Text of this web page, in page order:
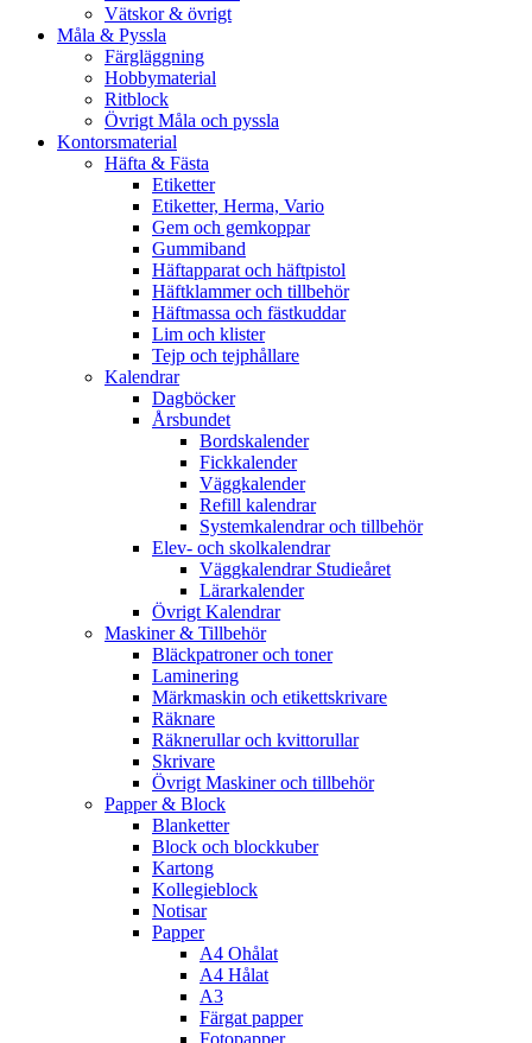
Vätskor & övrigt
Måla & Pyssla
Färgläggning
Hobbymaterial
Ritblock
Övrigt Måla och pyssla
Kontorsmaterial
Häfta & Fästa
Etiketter
Etiketter, Herma, Vario
Gem och gemkoppar
Gummiband
Häftapparat och häftpistol
Häftklammer och tillbehör
Häftmassa och fästkuddar
Lim och klister
Tejp och tejphållare
Kalendrar
Dagböcker
Årsbundet
Bordskalender
Fickkalender
Väggkalender
Refill kalendrar
Systemkalendrar och tillbehör
Elev- och skolkalendrar
Väggkalendrar Studieåret
Lärarkalender
Övrigt Kalendrar
Maskiner & Tillbehör
Bläckpatroner och toner
Laminering
Märkmaskin och etikettskrivare
Räknare
Räknerullar och kvittorullar
Skrivare
Övrigt Maskiner och tillbehör
Papper & Block
Blanketter
Block och blockkuber
Kartong
Kollegieblock
Notisar
Papper
A4 Ohålat
A4 Hålat
A3
Färgat papper
Fotopapper